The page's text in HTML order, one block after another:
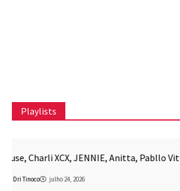
Playlists
Beck, beabadoobee, SUNMI, Carly Rae